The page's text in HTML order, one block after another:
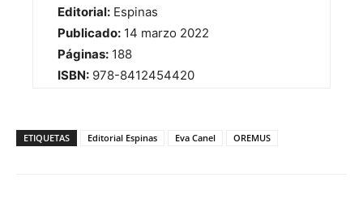
Editorial: Espinas
Publicado: 14 marzo 2022
Páginas: 188
ISBN: 978-8412454420
ETIQUETAS Editorial Espinas Eva Canel OREMUS